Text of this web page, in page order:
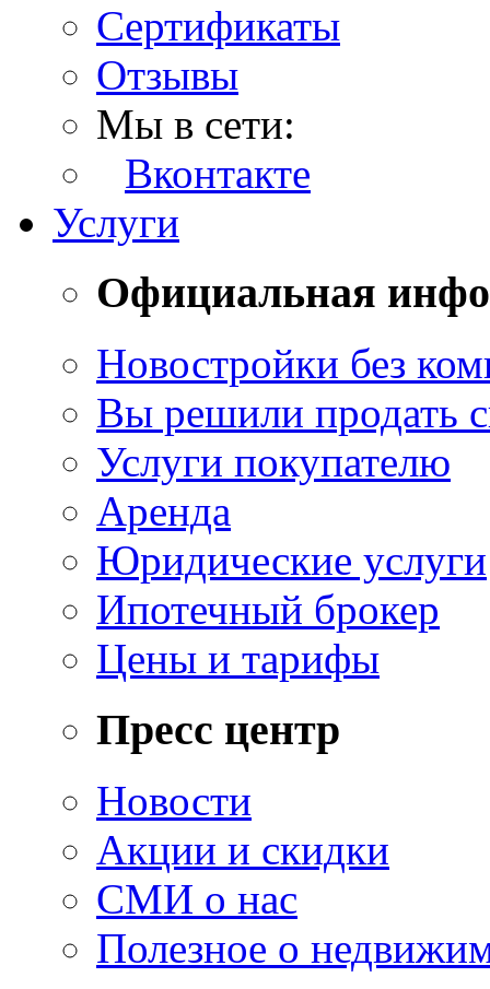
Сертификаты
Отзывы
Мы в сети:
Вконтакте
Услуги
Официальная
Новостройки без
Вы решили продать
Услуги покупателю
Аренда
Юридические услуги
Ипотечный брокер
Цены и тарифы
Пресс центр
Новости
Акции и скидки
СМИ о нас
Полезное о